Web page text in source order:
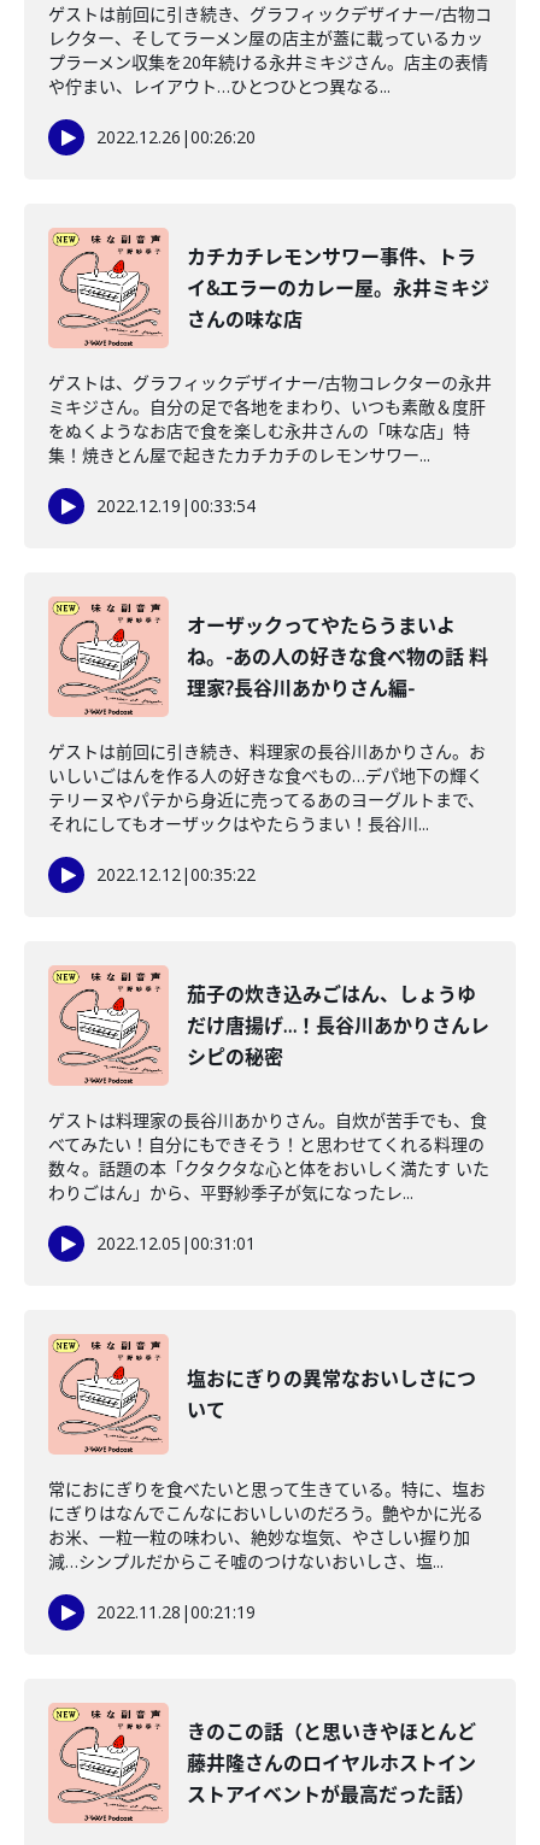
ゲストは前回に引き続き、グラフィックデザイナー/古物コ
レクター、そしてラーメン屋の店主が蓋に載っているカッ
プラーメン収集を20年続ける永井ミキジさん。店主の表情
や佇まい、レイアウト…ひとつひとつ異なる...
2022.12.26 |00:26:20
カチカチレモンサワー事件、トラ
イ&エラーのカレー屋。永井ミキジ
さんの味な店
ゲストは、グラフィックデザイナー/古物コレクターの永井
ミキジさん。自分の足で各地をまわり、いつも素敵＆度肝
をぬくようなお店で食を楽しむ永井さんの「味な店」特
集！焼きとん屋で起きたカチカチのレモンサワー...
2022.12.19 |00:33:54
オーザックってやたらうまいよ
ね。-あの人の好きな食べ物の話 料
理家?長谷川あかりさん編-
ゲストは前回に引き続き、料理家の長谷川あかりさん。お
いしいごはんを作る人の好きな食べもの…デパ地下の輝く
テリーヌやパテから身近に売ってるあのヨーグルトまで、
それにしてもオーザックはやたらうまい！長谷川...
2022.12.12|00:35:22
茄子の炊き込みごはん、しょうゆ
だけ唐揚げ…！長谷川あかりさんレ
シピの秘密
ゲストは料理家の長谷川あかりさん。自炊が苦手でも、食
べてみたい！自分にもできそう！と思わせてくれる料理の
数々。話題の本「クタクタな心と体をおいしく満たす いた
わりごはん」から、平野紗季子が気になったレ...
2022.12.05 |00:31:01
塩おにぎりの異常なおいしさにつ
いて
常におにぎりを食べたいと思って生きている。特に、塩お
にぎりはなんでこんなにおいしいのだろう。艶やかに光る
お米、一粒一粒の味わい、絶妙な塩気、やさしい握り加
減…シンプルだからこそ嘘のつけないおいしさ、塩...
2022.11.28 |00:21:19
きのこの話（と思いきやほとんど
藤井隆さんのロイヤルホストイン
ストアイベントが最高だった話）